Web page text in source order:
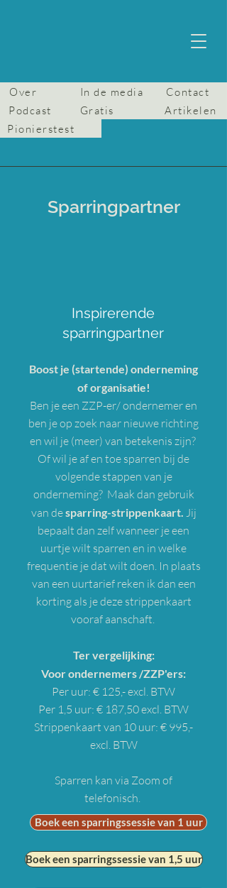
Over In de media
Contact
Podcast
Gratis
Artikelen
Pionierstest
Sparringpartner
Inspirerende
sparringpartner
Boost je (startende) onderneming
of organisatie!
Ben je een ZZP-er/ ondernemer en
ben je op zoek naar nieuwe richting
en wil je (meer) van betekenis zijn?
Of wil je af en toe sparren bij de
volgende stappen van je
onderneming? Maak dan gebruik
van desparring-strippenkaart. Jij
bepaalt dan zelf wanneer je een
uurtje wilt sparren en in welke
frequentie je dat wilt doen. In plaats
van een uurtarief reken ik dan een
korting als je deze strippenkaart
vooraf aanschaft.
Ter vergelijking:
Voor ondernemers /ZZP'ers:
Per uur: € 125,- excl. BTW
Per 1,5 uur: € 187,50 excl. BTW
Strippenkaart van 10 uur: € 995,-
excl. BTW
Sparren kan via Zoom of
telefonisch.
Boek een sparringssessie van 1 uur
Boek een sparringssessie van 1,5 uur